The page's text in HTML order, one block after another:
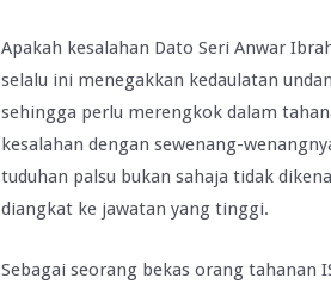
Apakah kesalahan Dato Seri Anwar
selalu ini menegakkan kedaulatan
sehingga perlu merengkok dalam
kesalahan dengan sewenang-
tuduhan palsu bukan sahaja tidak
diangkat ke jawatan yang tinggi.
Sebagai seorang bekas orang tahanan